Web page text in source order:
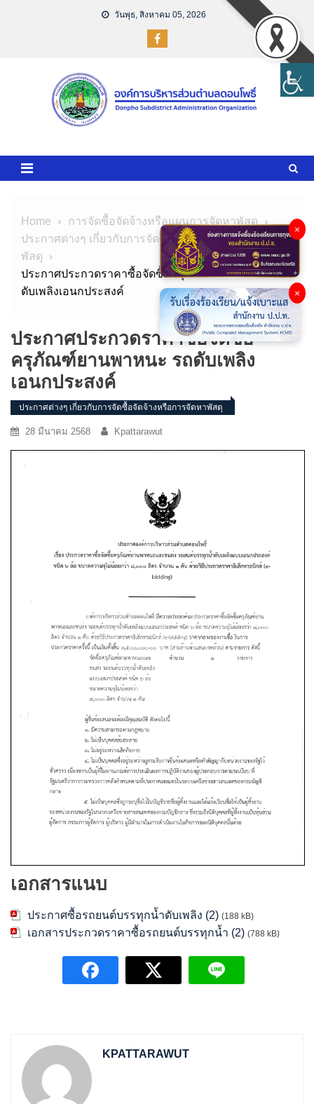
วันพุธ, สิงหาคม 05, 2026
Home
การจัดซื้อจัดจ้างหรือแผนการจัดหาพัสดุ
ประกาศต่างๆ เกี่ยวกับการจัดซื้อจัดจ้างหรือการจัดหา
พัสดุ
ประกาศประกวดราคาซื้อจัดซื้อครุภัณฑ์ยานพาหนะ รถ
ดับเพลิงเอนกประสงค์
ประกาศประกวดราคาซื้อจัดซื้อ
ครุภัณฑ์ยานพาหนะ รถดับเพลิง
เอนกประสงค์
ประกาศต่างๆ เกี่ยวกับการจัดซื้อจัดจ้างหรือการจัดหาพัสดุ
28 มีนาคม 2568 Kpattarawut
เอกสารแนบ
ประกาศซื้อรถยนต์บรรทุกน้ำดับเพลิง (2) (188 kB)
เอกสารประกวดราคาซื้อรถยนต์บรรทุกน้ำ (2) (788 kB)
KPATTARAWUT
×
×